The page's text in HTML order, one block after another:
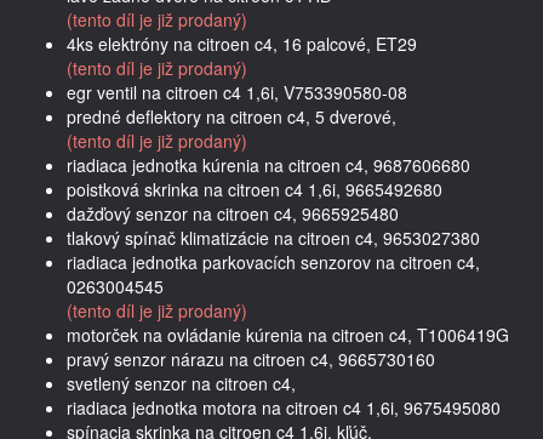
(tento díl je již prodaný)
4ks elektróny na citroen c4, 16 palcové, ET29
(tento díl je již prodaný)
egr ventil na citroen c4 1,6i, V753390580-08
predné deflektory na citroen c4, 5 dverové,
(tento díl je již prodaný)
riadiaca jednotka kúrenia na citroen c4, 9687606680
poistková skrinka na citroen c4 1,6i, 9665492680
dažďový senzor na citroen c4, 9665925480
tlakový spínač klimatizácie na citroen c4, 9653027380
riadiaca jednotka parkovacích senzorov na citroen c4,
0263004545
(tento díl je již prodaný)
motorček na ovládanie kúrenia na citroen c4, T1006419G
pravý senzor nárazu na citroen c4, 9665730160
svetlený senzor na citroen c4,
riadiaca jednotka motora na citroen c4 1,6i, 9675495080
spínacia skrinka na citroen c4 1,6i, kľúč,